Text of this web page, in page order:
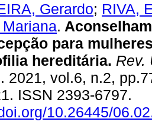
Gerardo; RIVA,
.
para
hereditária. Rev.
2021, vol.6, n.2,
ISSN 2393-6797.
10.26445/